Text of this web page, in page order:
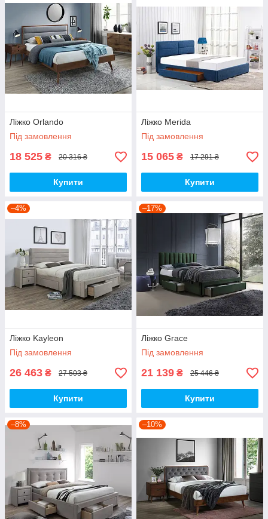
Ліжко Orlando
Під замовлення
18 525 ₴ 20 316 ₴
Купити
Ліжко Merida
Під замовлення
15 065 ₴ 17 291 ₴
Купити
–4%
Ліжко Kayleon
Під замовлення
26 463 ₴ 27 503 ₴
Купити
–17%
Ліжко Grace
Під замовлення
21 139 ₴ 25 446 ₴
Купити
–8% –10%